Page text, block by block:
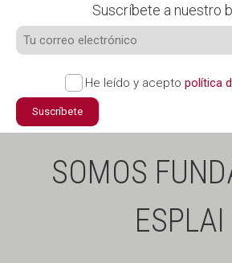
Suscríbete a nuestro
He leído y acepto política
Suscríbete
SOMOS
ESPLAI